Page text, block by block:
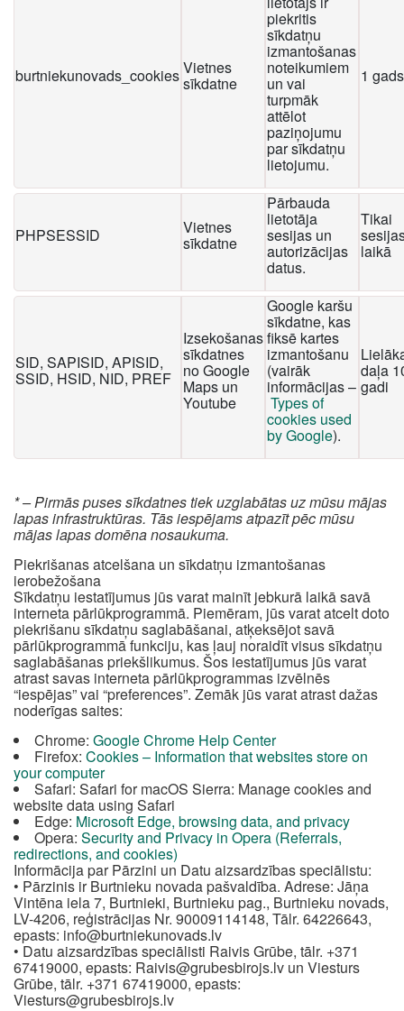
burtniekunovads_cookiesVietnes
sīkdatne
piekritis
sīkdatņu
izmantošanas
noteikumiem
un vai
turpmāk
attēlot
paziņojumu
par sīkdatņu
lietojumu.
1 gads
PHPSESSID Vietnes
sīkdatne
Pārbauda
lietotāja
sesijas un
autorizācijas
datus.
Tikai
laikā
SID, SAPISID, APISID,
SSID, HSID, NID, PREF
Izsekošanas
sīkdatnes
no Google
Maps un
Youtube
Google karšu
sīkdatne, kas
fiksē kartes
izmantošanu
(vairāk
informācijas –
Types of
cookies used
by Google).
daļa
gadi
* – Pirmās puses sīkdatnes tiek uzglabātas uz mūsu mājas
lapas infrastruktūras. Tās iespējams atpazīt pēc mūsu
mājas lapas domēna nosaukuma.
Piekrišanas atcelšana un sīkdatņu izmantošanas
ierobežošana
Sīkdatņu iestatījumus jūs varat mainīt jebkurā laikā savā
interneta pārlūkprogrammā. Piemēram, jūs varat atcelt doto
piekrišanu sīkdatņu saglabāšanai, atķeksējot savā
pārlūkprogrammā funkciju, kas ļauj noraidīt visus sīkdatņu
saglabāšanas priekšlikumus. Šos iestatījumus jūs varat
atrast savas interneta pārlūkprogrammas izvēlnēs
“iespējas” vai “preferences”. Zemāk jūs varat atrast dažas
noderīgas saites:
Chrome: Google Chrome Help Center
Firefox: Cookies – Information that websites store on
your computer
Safari: Safari for macOS Sierra: Manage cookies and
website data using Safari
Edge: Microsoft Edge, browsing data, and privacy
Opera: Security and Privacy in Opera (Referrals,
redirections, and cookies)
Informācija par Pārzini un Datu aizsardzības speciālistu:
• Pārzinis ir Burtnieku novada pašvaldība. Adrese: Jāņa
Vintēna iela 7, Burtnieki, Burtnieku pag., Burtnieku novads,
LV-4206, reģistrācijas Nr. 90009114148, Tālr. 64226643,
epasts: info@burtniekunovads.lv
• Datu aizsardzības speciālisti Raivis Grūbe, tālr. +371
67419000, epasts: Raivis@grubesbirojs.lv un Viesturs
Grūbe, tālr. +371 67419000, epasts:
Viesturs@grubesbirojs.lv